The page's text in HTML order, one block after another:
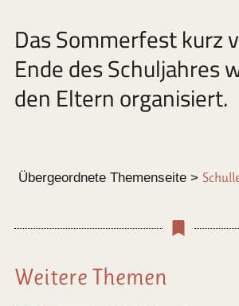
Das Sommerfest kurz
Ende des Schuljahres
den Eltern organisiert.
Übergeordnete Themenseite >
Weitere Themen